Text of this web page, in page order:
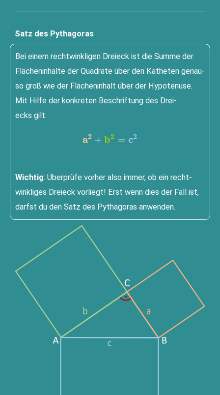
Satz des Pythagoras
Bei einem recht­wink­li­gen Drei­eck ist die Sum­me der
Flä­chen­in­hal­te der Qua­dra­te über den Kathe­ten genau­
so groß wie der Flä­chen­in­halt über der Hypo­te­nu­se.
Mit Hil­fe der kon­kre­ten Beschrif­tung des Drei­
ecks gilt:
a2 + b2 = c2
Wich­tig: Über­prü­fe vor­her also immer, ob ein recht­
wink­li­ges Drei­eck vor­liegt! Erst wenn dies der Fall ist,
darfst du den Satz des Pytha­go­ras anwenden.